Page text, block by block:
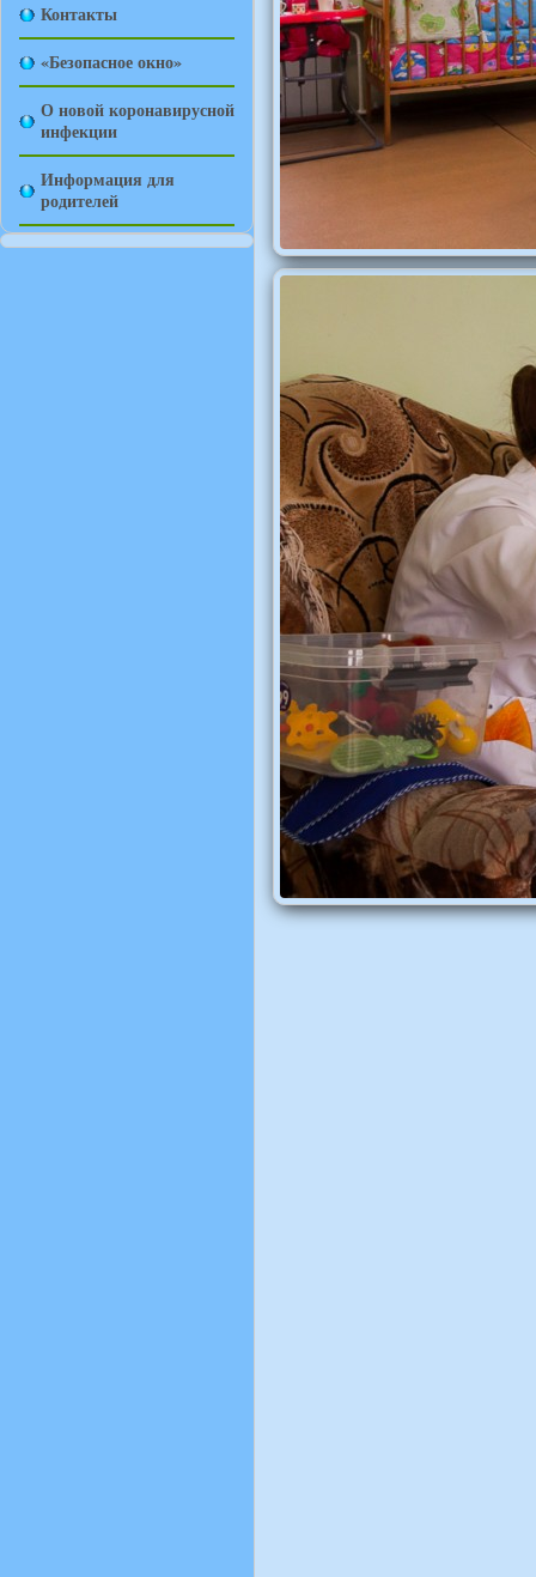
Контакты
«Безопасное окно»
О новой коронавирусной
инфекции
Информация для
родителей